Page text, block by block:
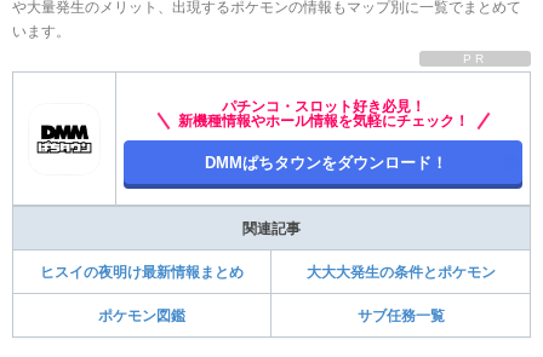
や大量発生のメリット、出現するポケモンの情報もマップ別に一覧でまとめて
います。
PR
パチンコ・スロット好き必見！
新機種情報やホール情報を気軽にチェック！
DMMぱちタウンをダウンロード！
関連記事
ヒスイの夜明け最新情報まとめ 大大大発生の条件とポケモン
ポケモン図鑑 サブ任務一覧